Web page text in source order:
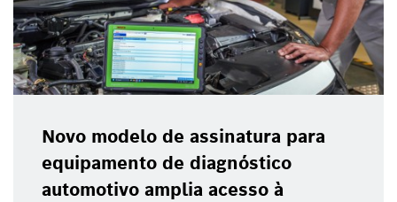
Novo modelo de assinatura para
equipamento de diagnóstico
automotivo amplia acesso à